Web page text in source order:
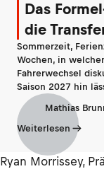
Das
die
Sommerzeit,
Wochen, in
Fahrerwechsel
Saison 2027 hin
Mathias
Weiterlesen
Ryan Morrissey,